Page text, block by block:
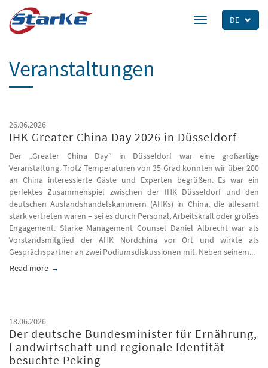
main
DE
Toggle
navigation
Veranstaltungen
26.06.2026
IHK Greater China Day 2026 in Düsseldorf
Der „Greater China Day“ in Düsseldorf war eine großartige
Veranstaltung. Trotz Temperaturen von 35 Grad konnten wir über 200
an China interessierte Gäste und Experten begrüßen. Es war ein
perfektes Zusammenspiel zwischen der IHK Düsseldorf und den
deutschen Auslandshandelskammern (AHKs) in China, die allesamt
stark vertreten waren – sei es durch Personal, Arbeitskraft oder großes
Engagement. Starke Management Counsel Daniel Albrecht war als
Vorstandsmitglied der AHK Nordchina vor Ort und wirkte als
Gesprächspartner an zwei Podiumsdiskussionen mit. Neben seinem...
Read more about IHK Greater China Day 2026 in Düsseldorf
18.06.2026
Der deutsche Bundesminister für Ernährung,
Landwirtschaft und regionale Identität
besuchte Peking